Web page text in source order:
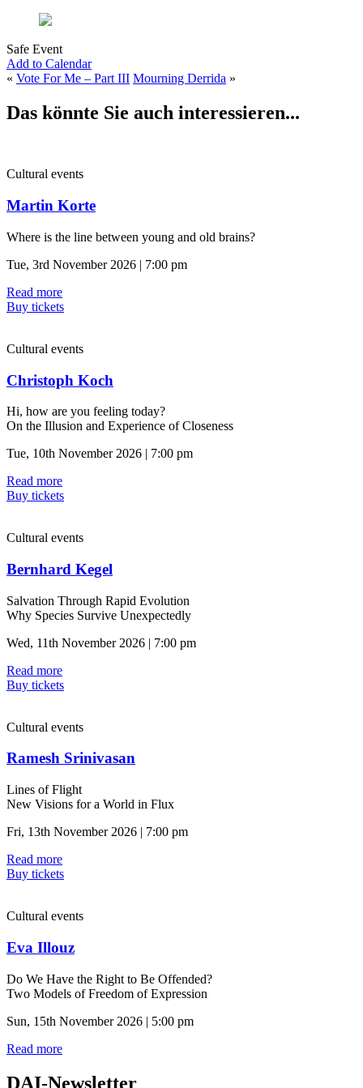
Safe Event
Add to Calendar
« Vote For Me – Part III Mourning Derrida »
Das könnte Sie auch interessieren...
Cultural events
Martin Korte
Where is the line between young and old brains?
Tue, 3rd November 2026 | 7:00 pm
Read more
Buy tickets
Cultural events
Christoph Koch
Hi, how are you feeling today?
On the Illusion and Experience of Closeness
Tue, 10th November 2026 | 7:00 pm
Read more
Buy tickets
Cultural events
Bernhard Kegel
Salvation Through Rapid Evolution
Why Species Survive Unexpectedly
Wed, 11th November 2026 | 7:00 pm
Read more
Buy tickets
Cultural events
Ramesh Srinivasan
Lines of Flight
New Visions for a World in Flux
Fri, 13th November 2026 | 7:00 pm
Read more
Buy tickets
Cultural events
Eva Illouz
Do We Have the Right to Be Offended?
Two Models of Freedom of Expression
Sun, 15th November 2026 | 5:00 pm
Read more
DAI-Newsletter